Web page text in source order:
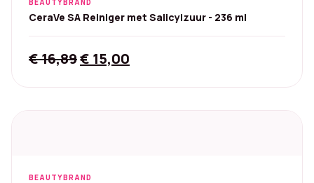
CeraVe SA Reiniger met Salicylzuur - 236 ml
€16,89Original
€ 16,89.
€ 15,00
€ 15,00.
BEAUTYBRAND